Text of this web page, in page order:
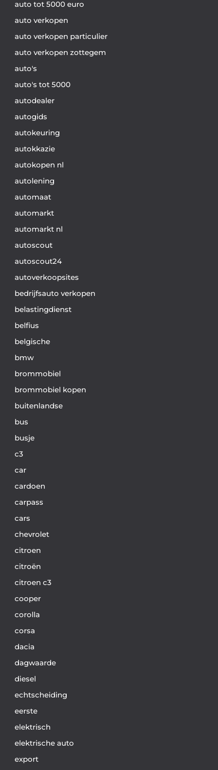
auto tot 5000 euro
auto verkopen
auto verkopen particulier
auto verkopen zottegem
auto's
auto's tot 5000
autodealer
autogids
autokeuring
autokkazie
autokopen nl
autolening
automaat
automarkt
automarkt nl
autoscout
autoscout24
autoverkoopsites
bedrijfsauto verkopen
belastingdienst
belfius
belgische
bmw
brommobiel
brommobiel kopen
buitenlandse
bus
busje
c3
car
cardoen
carpass
cars
chevrolet
citroen
citroën
citroen c3
cooper
corolla
corsa
dacia
dagwaarde
diesel
echtscheiding
eerste
elektrisch
elektrische auto
export